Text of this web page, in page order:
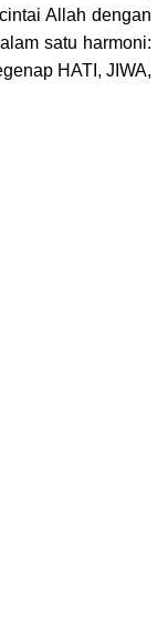
Allah dengan
satu harmoni:
HATI, JIWA,